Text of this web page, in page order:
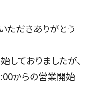
ただきありがとう
ておりましたが、
からの営業開始